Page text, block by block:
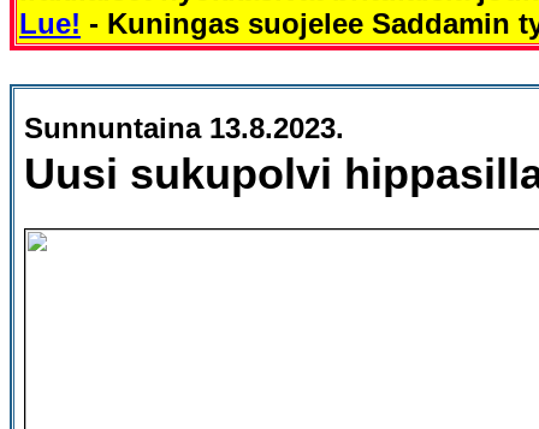
Lue! - Kuningas suojelee Saddamin
Sunnuntaina 13.8.2023.
Uusi sukupolvi